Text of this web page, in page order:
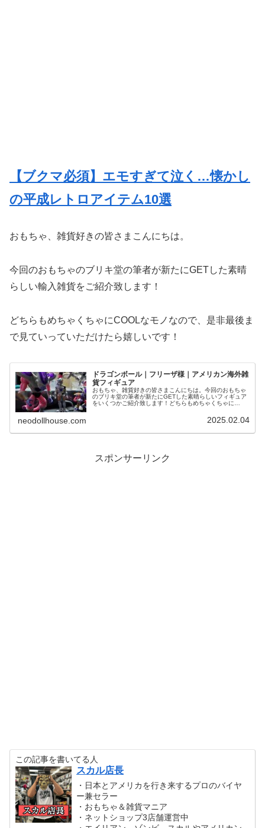
【ブクマ必須】エモすぎて泣く…懐かし
の平成レトロアイテム10選
おもちゃ、雑貨好きの皆さまこんにちは。
今回のおもちゃのブリキ堂の筆者が新たにGETした素晴
らしい輸入雑貨をご紹介致します！
どちらもめちゃくちゃにCOOLなモノなので、是非最後ま
で見ていっていただけたら嬉しいです！
ドラゴンボール｜フリーザ様｜アメリカン海外雑
貨フィギュア
おもちゃ、雑貨好きの皆さまこんにちは。今回のおもちゃ
のブリキ堂の筆者が新たにGETした素晴らしいフィギュア
をいくつかご紹介致します！どちらもめちゃくちゃに
neodollhouse.com 2025.02.04
スポンサーリンク
この記事を書いてる人
スカル店長
・日本とアメリカを行き来するプロのバイヤ
ー兼セラー
・おもちゃ＆雑貨マニア
・ネットショップ3店舗運営中